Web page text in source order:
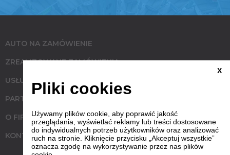
AUTO NA ZAMÓWIENIE
ZREALIZOWANE ZAMÓWIENIA
USŁUGI
PARTNERZY
O FIRMIE
KONTAKT
X
Pliki cookies
Używamy plików cookie, aby poprawić jakość
przeglądania, wyświetlać reklamy lub treści dostosowane
do indywidualnych potrzeb użytkowników oraz analizować
ruch na stronie. Kliknięcie przycisku „Akceptuj wszystkie”
oznacza zgodę na wykorzystywanie przez nas plików